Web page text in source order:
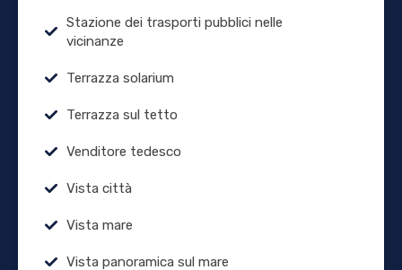
Stazione dei trasporti pubblici nelle
vicinanze
Terrazza solarium
Terrazza sul tetto
Venditore tedesco
Vista città
Vista mare
Vista panoramica sul mare